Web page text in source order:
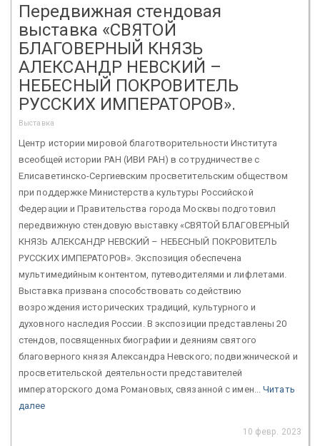
Передвижная стендовая
выставка «СВЯТОЙ
БЛАГОВЕРНЫЙ КНЯЗЬ
АЛЕКСАНДР НЕВСКИЙ –
НЕБЕСНЫЙ ПОКРОВИТЕЛЬ
РУССКИХ ИМПЕРАТОРОВ».
Выставка
Центр истории мировой благотворительности Института
всеобщей истории РАН (ИВИ РАН) в сотрудничестве с
Елисаветинско-Сергиевским просветительским обществом
при поддержке Министерства культуры Российской
Федерации и Правительства города Москвы подготовил
передвижную стендовую выставку «СВЯТОЙ БЛАГОВЕРНЫЙ
КНЯЗЬ АЛЕКСАНДР НЕВСКИЙ – НЕБЕСНЫЙ ПОКРОВИТЕЛЬ
РУССКИХ ИМПЕРАТОРОВ». Экспозиция обеспечена
мультимедийным контентом, путеводителями и лифлетами.
Выставка призвана способствовать содействию
возрождения исторических традиций, культурного и
духовного наследия России. В экспозиции представлены 20
стендов, посвященных биографии и деяниям святого
благоверного князя Александра Невского; подвижнической и
просветительской деятельности представителей
императорского дома Романовых, связанной с имен...Читать
далее
10 февр. 2023